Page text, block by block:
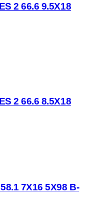
2 66.6 9.5X18
2 66.6 8.5X18
7Χ16 5Χ98 Β-